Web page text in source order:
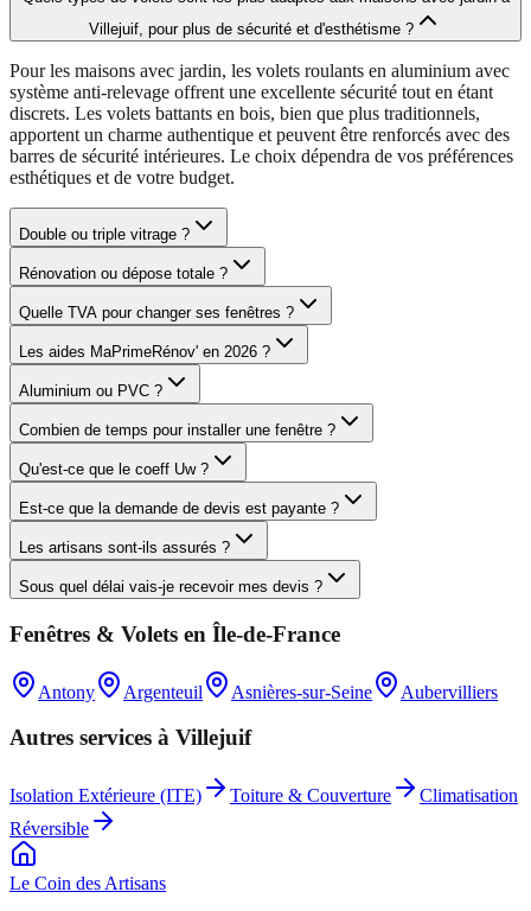
Villejuif, pour plus de sécurité et d'esthétisme ?
Pour les maisons avec jardin, les volets roulants en aluminium avec
système anti-relevage offrent une excellente sécurité tout en étant
discrets. Les volets battants en bois, bien que plus traditionnels,
apportent un charme authentique et peuvent être renforcés avec des
barres de sécurité intérieures. Le choix dépendra de vos préférences
esthétiques et de votre budget.
Double ou triple vitrage ?
Rénovation ou dépose totale ?
Quelle TVA pour changer ses fenêtres ?
Les aides MaPrimeRénov' en 2026 ?
Aluminium ou PVC ?
Combien de temps pour installer une fenêtre ?
Qu'est-ce que le coeff Uw ?
Est-ce que la demande de devis est payante ?
Les artisans sont-ils assurés ?
Sous quel délai vais-je recevoir mes devis ?
Fenêtres & Volets en Île-de-France
Antony Argenteuil Asnières-sur-Seine Aubervilliers
Autres services à Villejuif
Isolation Extérieure (ITE) Toiture & Couverture
Climatisation
Réversible
Le Coin des Artisans